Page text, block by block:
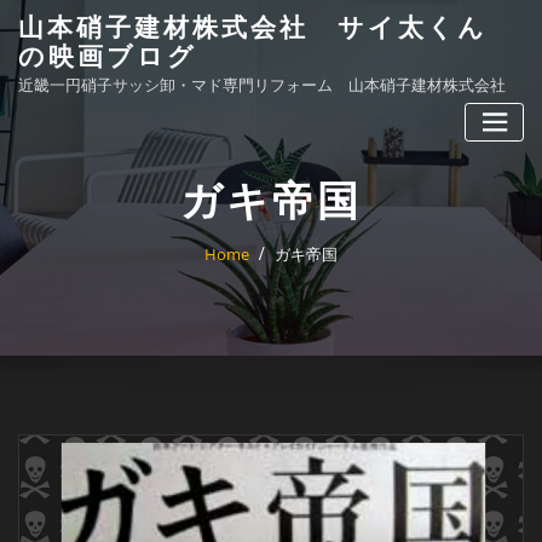
to
content
山本硝子建材株式会社 サイ太くん
の映画ブログ
近畿一円硝子サッシ卸・マド専門リフォーム 山本硝子建材株式会社
ガキ帝国
Home ガキ帝国